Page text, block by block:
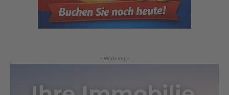
- Werbung -